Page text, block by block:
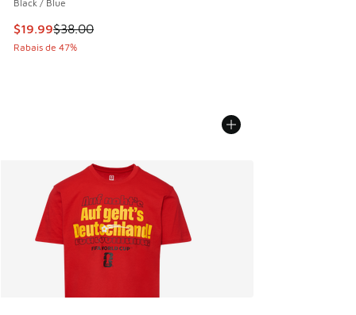
Black / Blue
Cet article est en solde. Le prix est passé de $38.00 à
$19.99$38.00
Rabais de 47%